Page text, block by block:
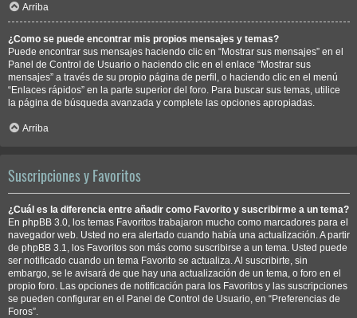
Arriba
¿Como se puede encontrar mis propios mensajes y temas?
Puede encontrar sus mensajes haciendo clic en “Mostrar sus mensajes” en el
Panel de Control de Usuario o haciendo clic en el enlace “Mostrar sus
mensajes” a través de su propio página de perfil, o haciendo clic en el menú
“Enlaces rápidos” en la parte superior del foro. Para buscar sus temas, utilice
la página de búsqueda avanzada y complete las opciones apropiadas.
Arriba
Suscripciones y Favoritos
¿Cuál es la diferencia entre añadir como Favorito y suscribirme a un tema?
En phpBB 3.0, los temas Favoritos trabajaron mucho como marcadores para el
navegador web. Usted no era alertado cuando había una actualización. A partir
de phpBB 3.1, los Favoritos son más como suscribirse a un tema. Usted puede
ser notificado cuando un tema Favorito se actualiza. Al suscribirte, sin
embargo, se le avisará de que hay una actualización de un tema, o foro en el
propio foro. Las opciones de notificación para los Favoritos y las suscripciones
se pueden configurar en el Panel de Control de Usuario, en “Preferencias de
Foros”.